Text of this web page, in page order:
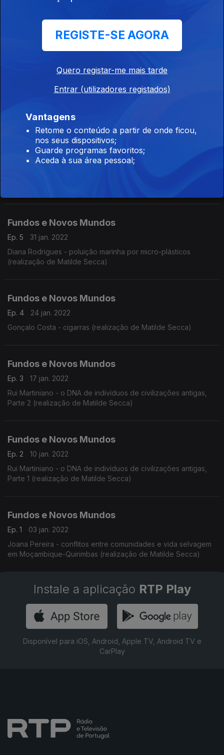
Jorge Freire - navios afundados em Cascais, Parte 2
(realização de Matilde Secca)
Fundos e Novos Mundos
14 fev. 2022
Fundos e Novos Mundos
07 fev. 2022
Fundos e Novos Mundos
Ep. 5
31 jan. 2022
Diana Rodrigues - poluição marinha por micro-plásticos
(realização de Matilde Secca)
Fundos e Novos Mundos
Ep. 4
24 jan. 2022
Gonçalo Costa - cigarras (realização de Matilde Secca)
Fundos e Novos Mundos
Ep. 3
17 jan. 2022
Rui Martiniano - o DNA de indivíduos de civilizações antigas,
Parte 2 (realização de Matilde Secca)
Fundos e Novos Mundos
Ep. 2
10 jan. 2022
Rui Martiniano - o DNA de indivíduos de civilizações antigas,
Parte 1 (realização de Matilde Secca)
Fundos e Novos Mundos
Ep. 1
03 jan. 2022
Joana Pereira - conflitos entre comunidades e vida selvagem
em Moçambique-Quirimbas (realização de Matilde Secca)
Instale a aplicação RTP Play
Disponível para iOS, Android, Apple TV, Android TV e
CarPlay
REGISTE-SE AGORA
Quero registar-me mais tarde
Entrar (utilizadores registados)
Vantagens
Retome o conteúdo a partir de onde ficou,
nos seus dispositivos;
Guarde programas favoritos;
Aceda à sua área pessoal;